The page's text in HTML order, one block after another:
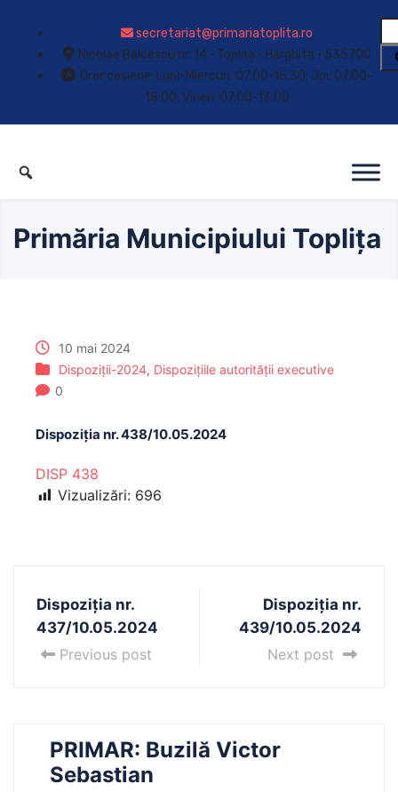
secretariat@primariatoplita.ro
Nicolae Bălcescu nr. 14 • Toplița • Harghita • 535700
Orar casierie: Luni-Miercuri: 07.00-15.30; Joi: 07.00-
18.00; Vineri: 07.00-13.00
Primăria Municipiului Toplița
10 mai 2024
Dispoziții-2024, Dispozițiile autorității executive
0
Dispoziția nr. 438/10.05.2024
DISP 438
Vizualizări: 696
Dispoziția nr.
437/10.05.2024
Previous post
Dispoziția nr.
439/10.05.2024
Next post
PRIMAR: Buzilă Victor
Sebastian